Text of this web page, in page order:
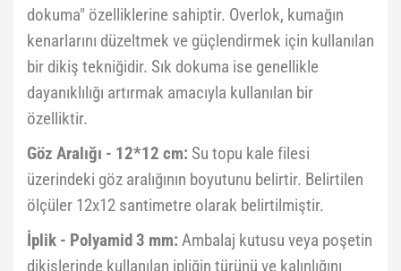
dokuma" özelliklerine sahiptir. Overlok, kumağın
kenarlarını düzeltmek ve güçlendirmek için kullanılan
bir dikiş tekniğidir. Sık dokuma ise genellikle
dayanıklılığı artırmak amacıyla kullanılan bir
özelliktir.
Göz Aralığı - 12*12 cm: Su topu kale filesi
üzerindeki göz aralığının boyutunu belirtir. Belirtilen
ölçüler 12x12 santimetre olarak belirtilmiştir.
İplik - Polyamid 3 mm: Ambalaj kutusu veya poşetin
dikişlerinde kullanılan ipliğin türünü ve kalınlığını